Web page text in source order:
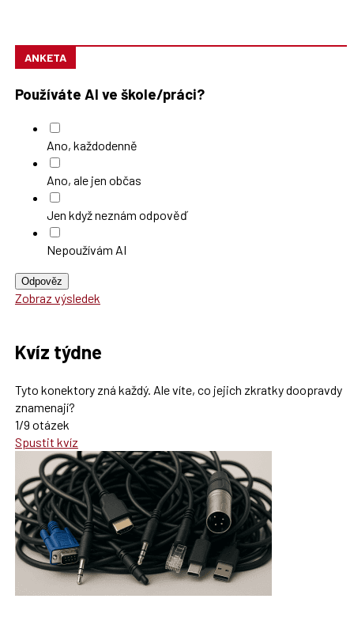
ANKETA
Používáte AI ve škole/práci?
Ano, každodenně
Ano, ale jen občas
Jen když neznám odpověď
Nepoužívám AI
Odpověz
Zobraz výsledek
Kvíz týdne
Tyto konektory zná každý. Ale víte, co jejich zkratky doopravdy
znamenají?
1/9 otázek
Spustit kvíz